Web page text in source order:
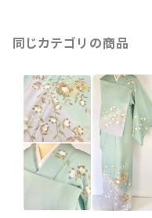
同じカテゴリの商品